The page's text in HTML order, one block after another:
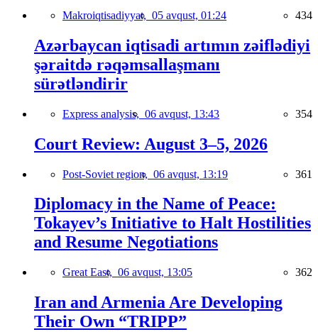
Makroiqtisadiyyat, 05 avqust, 01:24 434
Azərbaycan iqtisadi artımın zəiflədiyi
şəraitdə rəqəmsallaşmanı
sürətləndirir
Express analysis, 06 avqust, 13:43 354
Court Review: August 3–5, 2026
Post-Soviet region, 06 avqust, 13:19 361
Diplomacy in the Name of Peace:
Tokayev’s Initiative to Halt Hostilities
and Resume Negotiations
Great East, 06 avqust, 13:05 362
Iran and Armenia Are Developing
Their Own “TRIPP”